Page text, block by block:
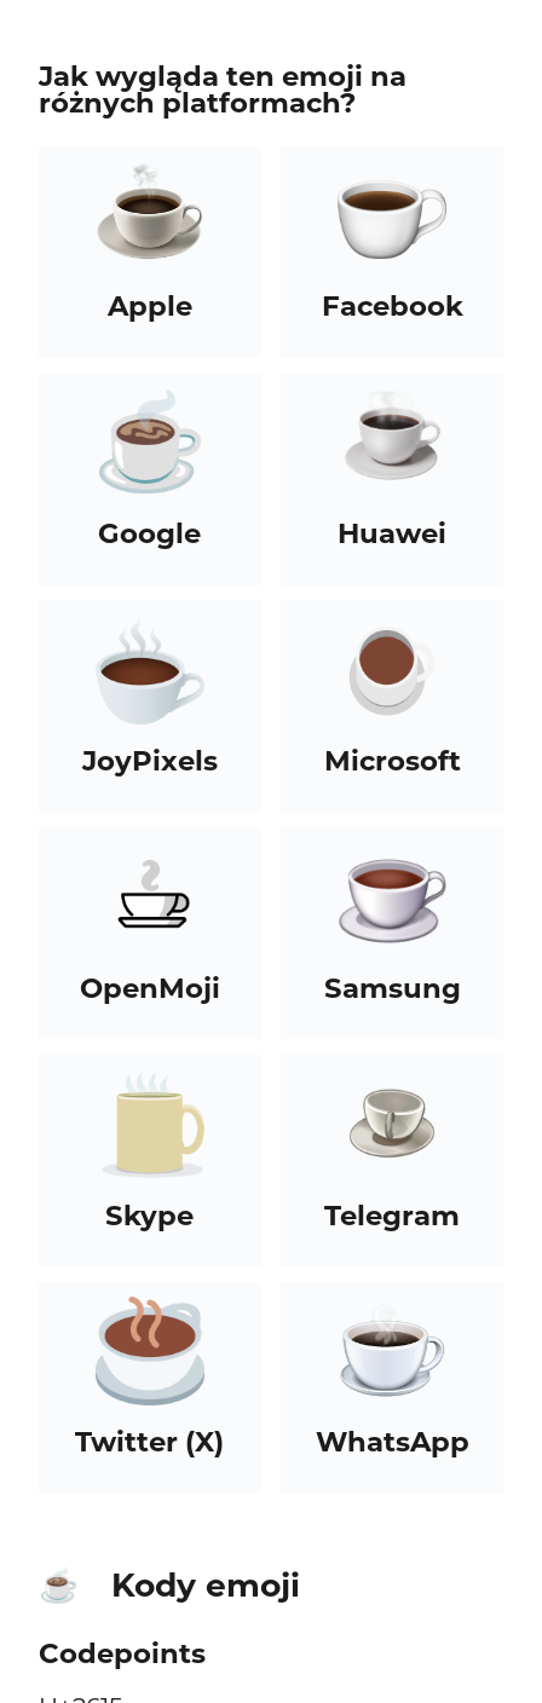
Jak wygląda ten emoji na
różnych platformach?
Apple Facebook
Google Huawei
JoyPixels Microsoft
OpenMoji Samsung
Skype Telegram
Twitter (X) WhatsApp
☕ Kody emoji
Codepoints